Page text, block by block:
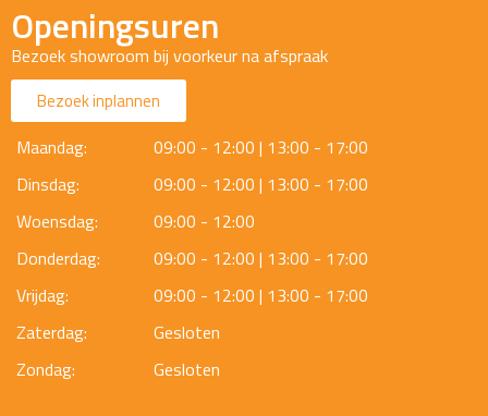
Openingsuren
Bezoek showroom bij voorkeur na afspraak
Bezoek inplannen
Maandag:
09:00 - 12:00 | 13:00 - 17:00
Dinsdag:
09:00 - 12:00 | 13:00 - 17:00
Woensdag:
09:00 - 12:00
Donderdag:
09:00 - 12:00 | 13:00 - 17:00
Vrijdag:
09:00 - 12:00 | 13:00 - 17:00
Zaterdag:
Gesloten
Zondag:
Gesloten